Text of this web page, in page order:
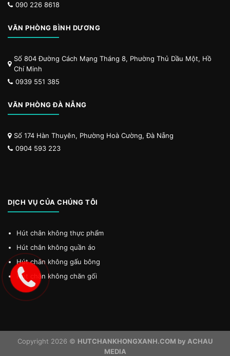
090 226 8618
VĂN PHÒNG BÌNH DƯƠNG
Số 804 Đường Cách Mạng Tháng 8, Phường Thủ Dầu Một, Hồ
Chí Minh
0939 551 385
VĂN PHÒNG ĐÀ NẴNG
Số 174 Hàn Thuyên, Phường Hoà Cường, Đà Nẵng
0904 593 223
DỊCH VỤ CỦA CHÚNG TÔI
Hút chân không thực phẩm
Hút chân không quần áo
Hút chân không gấu bông
Hút chân không chăn gối
Copyright 2026 © HUTCHANKHONGXANH.COM by ACHAU
MEDIA